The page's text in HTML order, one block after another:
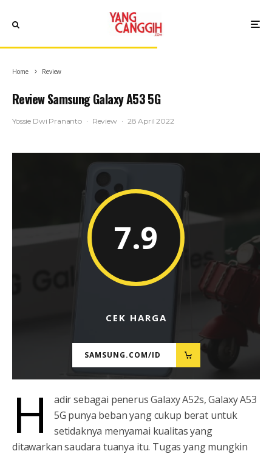
Home Review
Review Samsung Galaxy A53 5G
Yossie Dwi Prananto · Review · 28 April 2022
7.9
CEK HARGA
SAMSUNG.COM/ID
H
adir sebagai penerus Galaxy A52s, Galaxy A53
5G punya beban yang cukup berat untuk
setidaknya menyamai kualitas yang
ditawarkan saudara tuanya itu. Tugas yang mungkin